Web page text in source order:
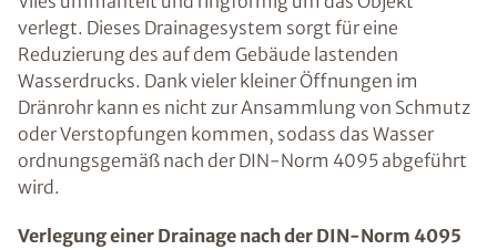
verlegt. Dieses Drainagesystem sorgt für eine
Reduzierung des auf dem Gebäude lastenden
Wasserdrucks. Dank vieler kleiner Öffnungen im
Dränrohr kann es nicht zur Ansammlung von Schmutz
oder Verstopfungen kommen, sodass das Wasser
ordnungsgemäß nach der DIN-Norm 4095 abgeführt
wird.
Verlegung einer Drainage nach der DIN-Norm 4095